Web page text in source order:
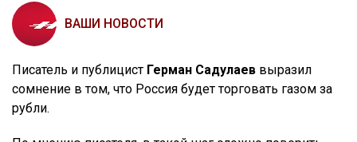
ВАШИ НОВОСТИ
Писатель и публицист Герман Садулаев выразил
сомнение в том, что Россия будет торговать газом за
рубли.